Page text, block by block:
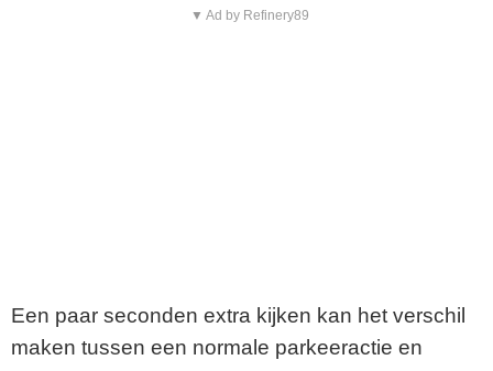
▼ Ad by Refinery89
Een paar seconden extra kijken kan het verschil
maken tussen een normale parkeeractie en